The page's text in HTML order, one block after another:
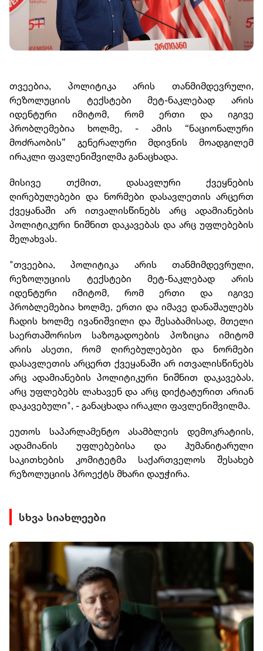
თვეებია, პოლიტიკა არის თანმიმდევრული,
რეზოლუციის ტექსტები მეტ-ნაკლებად არის
იდენტური იმიტომ, რომ ერთი და იგივე
პრობლემებია ხოლმე, - ამის “ნაციონალური
მოძრაობის” გენერალური მდივნის მოადგილემ
ირაკლი ფავლენიშვილმა განაცხადა.
მისივე თქმით, დასავლური ქვეყნების
ღირებულებები და ნორმები დასავლეთის არცერთ
ქვეყანაში არ ითვალისწინებს არც ადამიანების
პოლიტიკური ნიშნით დაკავებას და არც უფლებების
შელახვას.
"თვეებია, პოლიტიკა არის თანმიმდევრული,
რეზოლუციის ტექსტები მეტ-ნაკლებად არის
იდენტური იმიტომ, რომ ერთი და იგივე
პრობლემებია ხოლმე, ერთი და იმავე დანაშაულებს
ჩადის ხოლმე ივანიშვილი და შესაბამისად, მთელი
საერთაშორისო საზოგადოების პოზიცია იმიტომ
არის ასეთი, რომ ღირებულებები და ნორმები
დასავლეთის არცერთ ქვეყანაში არ ითვალისწინებს
არც ადამიანების პოლიტიკური ნიშნით დაკავებას,
არც უფლებებს ლახავენ და არც დიქტატურით არიან
დაკავებული", - განაცხადა ირაკლი ფავლენიშვილმა.
ეუთოს საპარლამენტო ასამბლეის დემოკრატიის,
ადამიანის უფლებებისა და ჰუმანიტარული
საკითხების კომიტეტმა საქართველოს შესახებ
რეზოლუციის პროექტს მხარი დაუჭირა.
სხვა სიახლეები